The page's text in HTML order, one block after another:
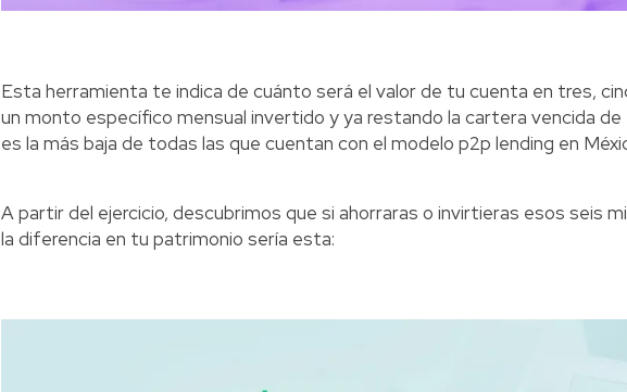
Esta herramienta te indica de cuánto será el valor de tu cuenta en tres,
un monto específico mensual invertido y ya restando la cartera vencida
es la más baja de todas las que cuentan con el modelo p2p lending en
A partir del ejercicio, descubrimos que si ahorraras o invirtieras esos seis
la diferencia en tu patrimonio sería esta: